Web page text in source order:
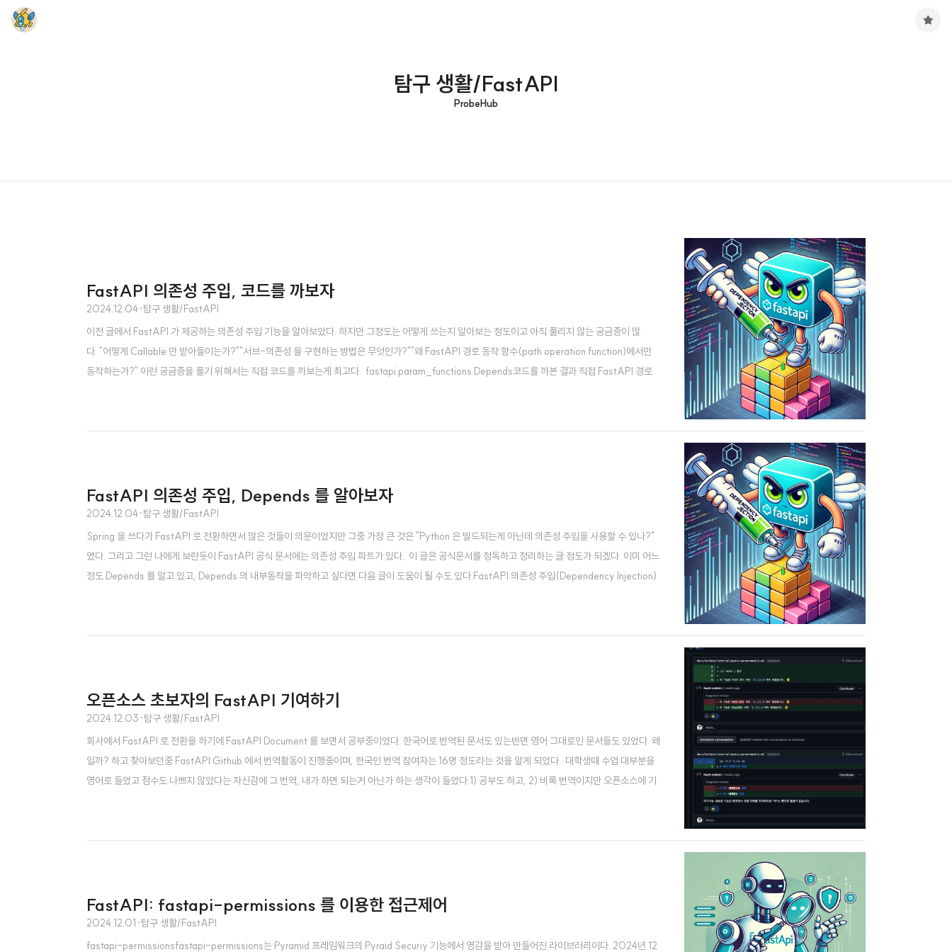
탐구 생활/FastAPI
ProbeHub
FastAPI 의존성 주입, 코드를 까보자
2024.12.04·탐구 생활/FastAPI
이전 글에서 FastAPI 가 제공하는 의존성 주입 기능을 알아보았다. 하지만 그정도는 어떻게 쓰는지 알아보는 정도이고 아직 풀리지 않는 궁금증이 많
다. "어떻게 Callable 만 받아들이는가?""서브-의존성 을 구현하는 방법은 무엇인가?""왜 FastAPI 경로 동작 함수(path operation function)에서만
동작하는가?" 이런 궁금증을 풀기 위해서는 직접 코드를 까보는게 최고다. fastapi.param_functions.Depends코드를 까본 결과 직접 FastAPI 경로
FastAPI 의존성 주입, Depends 를 알아보자
2024.12.04·탐구 생활/FastAPI
Spring 을 쓰다가 FastAPI 로 전환하면서 많은 것들이 의문이었지만 그중 가장 큰 것은 "Python 은 빌드되는게 아닌데 의존성 주입을 사용할 수 있나?"
였다. 그리고 그런 나에게 보란듯이 FastAPI 공식 문서에는 의존성 주입 파트가 있다. 이 글은 공식문서를 정독하고 정리하는 글 정도가 되겠다. 이미 어느
정도 Depends 를 알고 있고, Depends 의 내부동작을 파악하고 싶다면 다음 글이 도움이 될 수도 있다.FastAPI 의존성 주입(Dependency Injection)
오픈소스 초보자의 FastAPI 기여하기
2024.12.03 ·탐구 생활/FastAPI
회사에서 FastAPI 로 전환을 하기에 FastAPI Document 를 보면서 공부중이었다. 한국어로 번역된 문서도 있는반면 영어 그대로인 문서들도 있었다. 왜
일까? 하고 찾아보던중 FastAPI Github 에서 번역활동이 진행중이며, 한국인 번역 참여자는 16명 정도라는 것을 알게 되었다. 대학생때 수업 대부분을
영어로 들었고 점수도 나쁘지 않았다는 자신감에 그 번역, 내가 하면 되는거 아닌가 하는 생각이 들었다.1) 공부도 하고, 2) 비록 번역이지만 오픈소스에 기
FastAPI: fastapi-permissions 를 이용한 접근제어
2024.12.01 ·탐구 생활/FastAPI
fastapi-permissionsfastapi-permissions는 Pyramid 프레임워크의 Pyraid Securiy 기능에서 영감을 받아 만들어진 라이브러리이다. 2024년 12
구